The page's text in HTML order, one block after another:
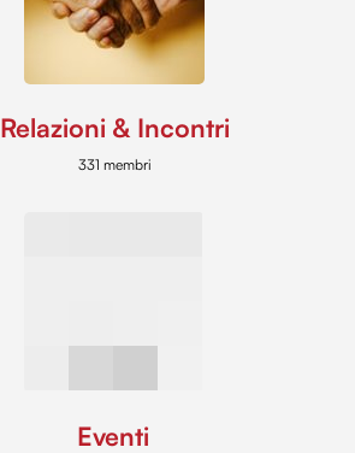
Relazioni & Incontri
331 membri
Eventi